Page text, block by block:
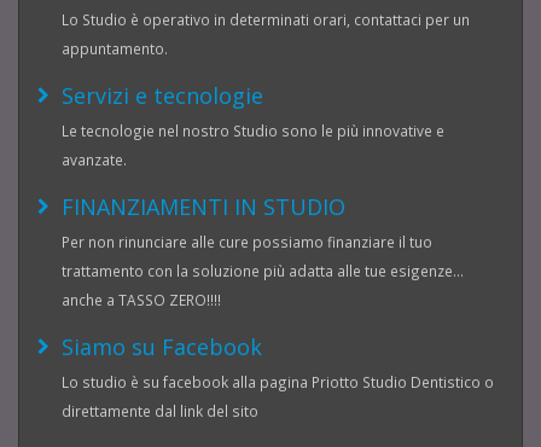
Lo Studio è operativo in determinati orari, contattaci per un
appuntamento.
Servizi e tecnologie
Le tecnologie nel nostro Studio sono le più innovative e
avanzate.
FINANZIAMENTI IN STUDIO
Per non rinunciare alle cure possiamo finanziare il tuo
trattamento con la soluzione più adatta alle tue esigenze...
anche a TASSO ZERO!!!!
Siamo su Facebook
Lo studio è su facebook alla pagina Priotto Studio Dentistico o
direttamente dal link del sito